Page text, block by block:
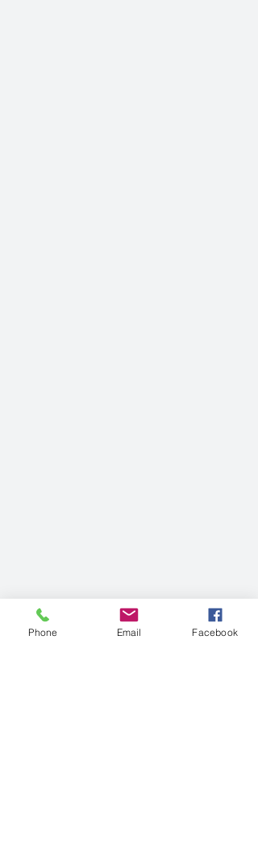
Phone Email Facebook